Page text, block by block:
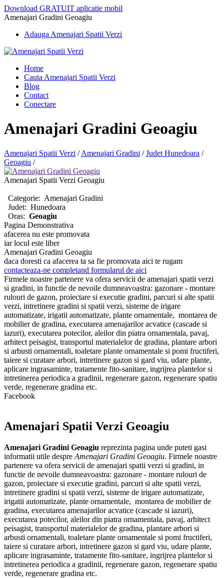
Download GRATUIT aplicatie mobil
Amenajari Gradini Geoagiu
Adauga Amenajari Spatii Verzi
Home
Cauta Amenajari Spatii Verzi
Blog
Contact
Conectare
Amenajari Gradini Geoagiu
Amenajari Spatii Verzi /Amenajari Gradini /Judet Hunedoara /
Geoagiu /
Amenajari Spatii Verzi Geoagiu
Categorie: Amenajari Gradini
Judet: Hunedoara
Oras: Geoagiu
Pagina Demonstrativa
afacerea nu este promovata
iar locul este liber
Amenajari Gradini Geoagiu
daca doresti ca afacerea ta sa fie promovata aici te rugam
contacteaza-ne completand formularul de aici
Firmele noastre partenere va ofera servicii de amenajari spatii verzi
si gradini, in functie de nevoile dumneavoastra: gazonare - montare
rulouri de gazon, proiectare si executie gradini, parcuri si alte spatii
verzi, intretinere gradini si spatii verzi, sisteme de irigare
automatizate, irigatii automatizate, plante ornamentale, montarea de
mobilier de gradina, executarea amenajarilor acvatice (cascade si
iazuri), executarea potecilor, aleilor din piatra ornamentala, pavaj,
arhitect peisagist, transportul materialelor de gradina, plantare arbori
si arbusti ornamentali, toaletare plante ornamentale si pomi fructiferi,
taiere si curatare arbori, intretinere gazon si gard viu, udare plante,
aplicare ingrasaminte, tratamente fito-sanitare, ingrijrea plantelor si
intretinerea periodica a gradinii, regenerare gazon, regenerare spatiu
verde, regenerare gradina etc.
Facebook
Amenajari Spatii Verzi Geoagiu
Amenajari Gradini Geoagiu reprezinta pagina unde puteti gasi
informatii utile despre Amenajari Gradini Geoagiu. Firmele noastre
partenere va ofera servicii de amenajari spatii verzi si gradini, in
functie de nevoile dumneavoastra: gazonare - montare rulouri de
gazon, proiectare si executie gradini, parcuri si alte spatii verzi,
intretinere gradini si spatii verzi, sisteme de irigare automatizate,
irigatii automatizate, plante ornamentale, montarea de mobilier de
gradina, executarea amenajarilor acvatice (cascade si iazuri),
executarea potecilor, aleilor din piatra ornamentala, pavaj, arhitect
peisagist, transportul materialelor de gradina, plantare arbori si
arbusti ornamentali, toaletare plante ornamentale si pomi fructiferi,
taiere si curatare arbori, intretinere gazon si gard viu, udare plante,
aplicare ingrasaminte, tratamente fito-sanitare, ingrijrea plantelor si
intretinerea periodica a gradinii, regenerare gazon, regenerare spatiu
verde, regenerare gradina etc.